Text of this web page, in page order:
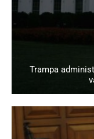
Trampa